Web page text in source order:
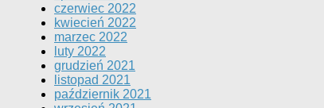
czerwiec 2022
kwiecień 2022
marzec 2022
luty 2022
grudzień 2021
listopad 2021
październik 2021